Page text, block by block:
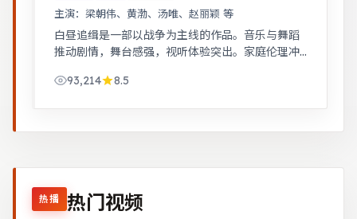
主演： 梁朝伟、黄渤、汤唯、赵丽颖 等
白昼追缉是一部以战争为主线的作品。音乐与舞蹈
推动剧情，舞台感强，视听体验突出。家庭伦理冲
93,214
8.5
热播 热门视频